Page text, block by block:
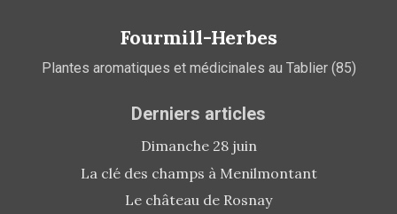
Fourmill-Herbes
Plantes aromatiques et médicinales au Tablier (85)
Derniers articles
Dimanche 28 juin
La clé des champs à Menilmontant
Le château de Rosnay